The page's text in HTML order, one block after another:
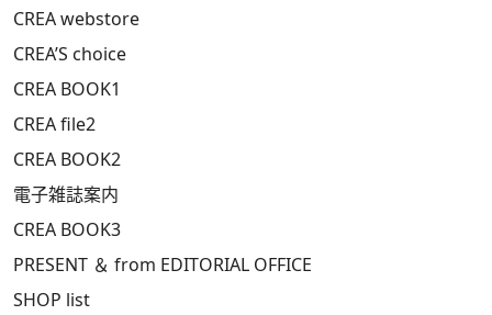
CREA webstore
CREA’S choice
CREA BOOK1
CREA file2
CREA BOOK2
電子雑誌案内
CREA BOOK3
PRESENT ＆ from EDITORIAL OFFICE
SHOP list